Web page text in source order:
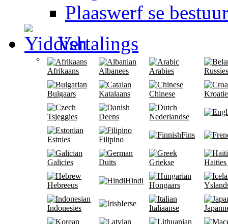
Plaaswerf se bestuur
Vertalings
Afrikaans Albanees Arabies Russies
Bulgaars Katalaans Chinese
Tsjeggies Deens Nederlandse
Estnies Filipino
Fins
Galicies Duits Griekse
Hebreeus
Hindi
Hongaars
Indonesies
Ierse
Italiaanse